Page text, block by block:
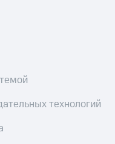
технологий